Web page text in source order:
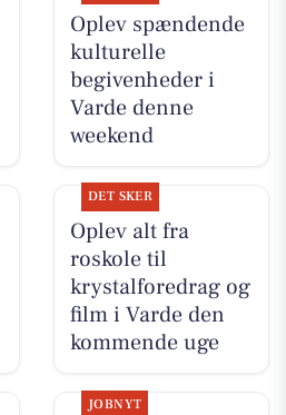
Oplev spændende
kulturelle
begivenheder i
Varde denne
weekend
DET SKER
Oplev alt fra
roskole til
krystalforedrag og
film i Varde den
kommende uge
JOBNYT